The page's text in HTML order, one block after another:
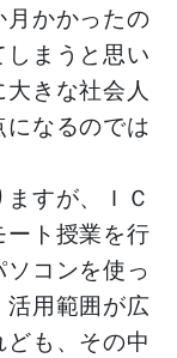
かかったの
まうと思い
きな社会人
なるのでは
すが、ＩＣ
ート授業を行
コンを使っ
用範囲が広
も、その中